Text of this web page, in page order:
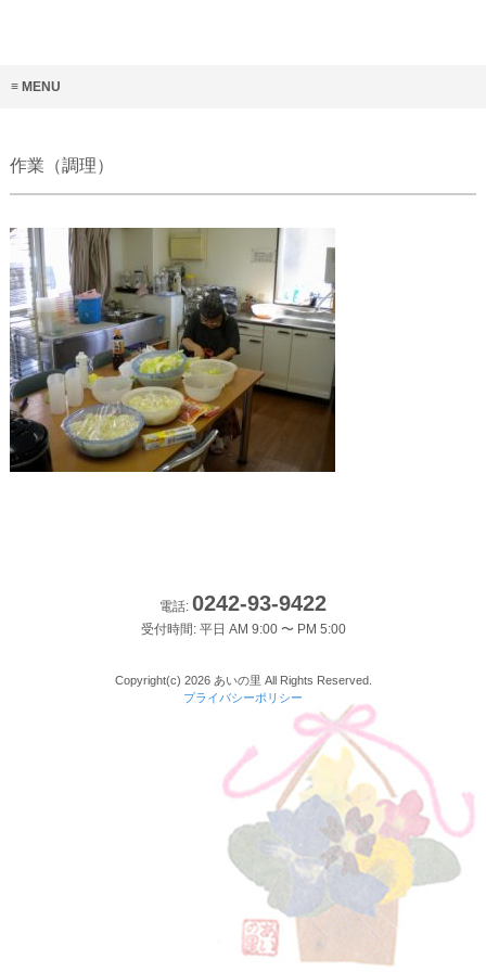
MENU
作業（調理）
電話: 0242-93-9422
受付時間: 平日 AM 9:00 〜 PM 5:00
Copyright(c) 2026 あいの里 All Rights Reserved.
プライバシーポリシー